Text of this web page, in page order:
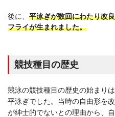
後に、 平泳ぎが数回にわたり改
フライが生まれました。
競技種目の歴史
競泳の競技種目の歴史の始まり
平泳ぎでした。当時の自由形を
が紳士的でないとの理由から、